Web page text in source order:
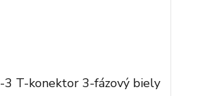
3 T-konektor 3-fázový biely